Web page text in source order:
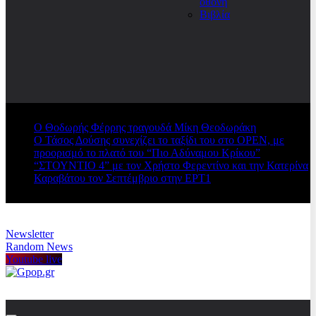
Βιβλία
Ο Θοδωρής Φέρρης τραγουδά Μίκη Θεοδωράκη
Ο Τάσος Δούσης συνεχίζει το ταξίδι του στο OPEN, με
προορισμό το πλατό του “Πιο Αδύναμου Κρίκου”
“ΣΤΟΥΝΤΙΟ 4” με τον Χρήστο Φερεντίνο και την Κατερίνα
Καραβάτου τον Σεπτέμβριο στην ΕΡΤ1
Newsletter
Random News
Youtube live